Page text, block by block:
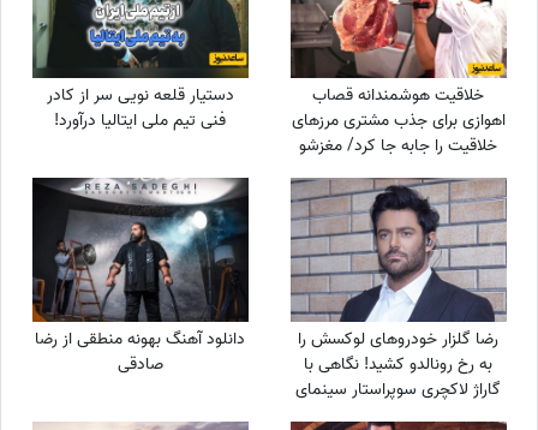
خلاقیت هوشمندانه قصاب
اهوازی برای جذب مشتری مرزهای
خلاقیت را جابه جا کرد/ مغزشو
باید طلا گرفت +عکس
دستیار قلعه نویی سر از کادر
فنی تیم ملی ایتالیا درآورد!
رضا گلزار خودروهای لوکسش را
به رخ رونالدو کشید! نگاهی با
گاراژ لاکچری سوپراستار سینمای
ایران+عکس
دانلود آهنگ بهونه منطقی از رضا
صادقی